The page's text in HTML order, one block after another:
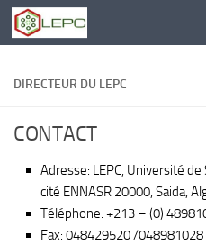
Skip to content
DIRECTEUR DU LEPC
CONTACT
Adresse: LEPC, Université
cité ENNASR 20000, Saida,
Téléphone: +213 – (0)
Fax: 048429520 /